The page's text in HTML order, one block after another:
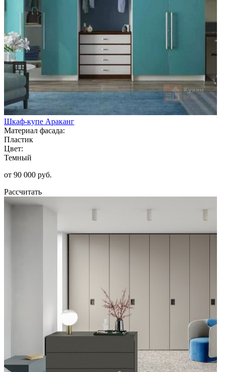
Шкаф-купе Араканг
Материал фасада:
Пластик
Цвет:
Темный
от 90 000 руб.
Рассчитать